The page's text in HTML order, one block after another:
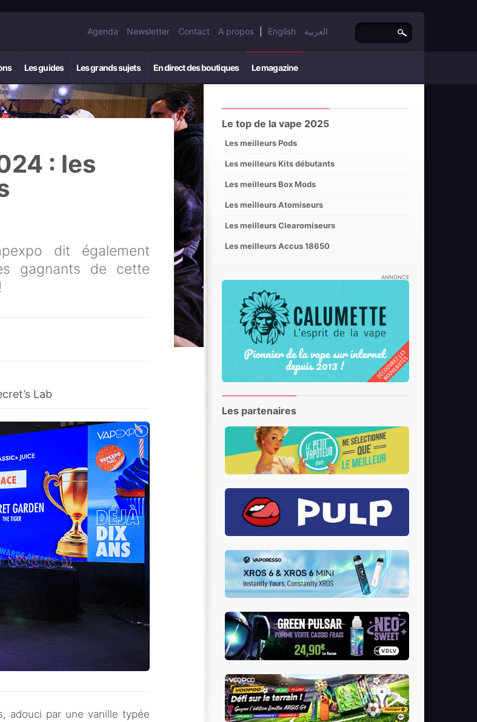
Agenda Newsletter Contact A propos English العربية
Les guides Les grands sujets En direct des boutiques Le magazine
: les
dit également
gagnants de cette
Lab
adouci par une vanille typée
Le top de la vape 2025
Les meilleurs Pods
Les meilleurs Kits débutants
Les meilleurs Box Mods
Les meilleurs Atomiseurs
Les meilleurs Clearomiseurs
Les meilleurs Accus 18650
ANNONCE
Les partenaires